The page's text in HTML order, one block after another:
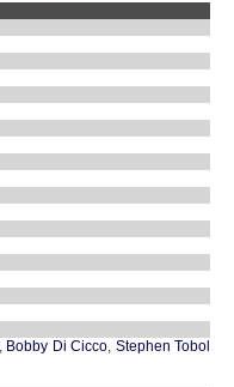
Bobby Di Cicco Stephen Tobol